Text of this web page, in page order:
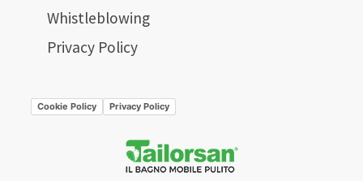
Whistleblowing
Privacy Policy
Cookie Policy Privacy Policy